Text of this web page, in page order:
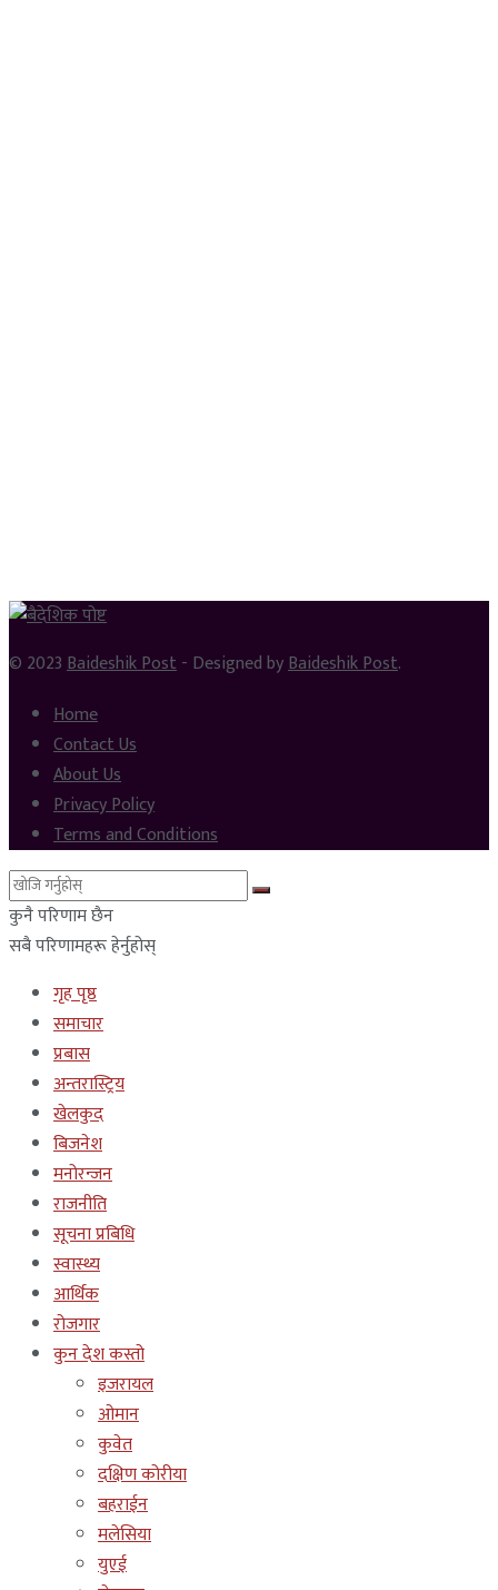
© 2023Baideshik Post- Designed byBaideshik Post.
Home
Contact Us
About Us
Privacy Policy
Terms and Conditions
कुनै परिणाम छैन
सबै परिणामहरू हेर्नुहोस्
गृह पृष्ठ
समाचार
प्रबास
अन्तरास्ट्रिय
खेलकुद
बिजनेश
मनोरन्जन
राजनीति
सूचना प्रबिधि
स्वास्थ्य
आर्थिक
रोजगार
कुन देश कस्तो
इजरायल
ओमान
कुवेत
दक्षिण कोरीया
बहराईन
मलेसिया
युएई